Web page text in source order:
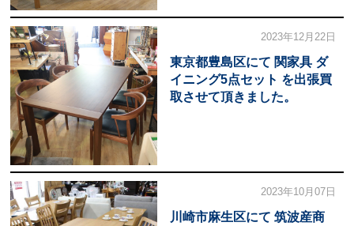
2023年12月22日
東京都豊島区にて 関家具 ダ
イニング5点セット を出張買
取させて頂きました。
2023年10月07日
川崎市麻生区にて 筑波産商